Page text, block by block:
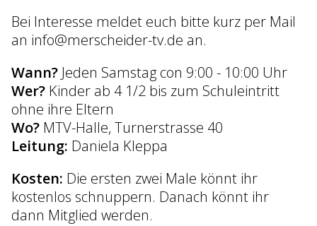
Bei Interesse meldet euch bitte kurz per Mail
an info@merscheider-tv.de an.
Wann? Jeden Samstag con 9:00 - 10:00 Uhr
Wer? Kinder ab 4 1/2 bis zum Schuleintritt
ohne ihre Eltern
Wo? MTV-Halle, Turnerstrasse 40
Leitung: Daniela Kleppa
Kosten: Die ersten zwei Male könnt ihr
kostenlos schnuppern. Danach könnt ihr
dann Mitglied werden.